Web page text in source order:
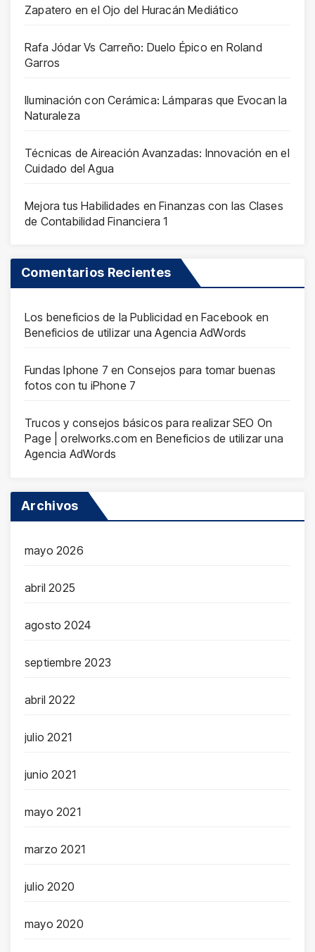
Zapatero en el Ojo del Huracán Mediático
Rafa Jódar Vs Carreño: Duelo Épico en Roland
Garros
Iluminación con Cerámica: Lámparas que Evocan la
Naturaleza
Técnicas de Aireación Avanzadas: Innovación en el
Cuidado del Agua
Mejora tus Habilidades en Finanzas con las Clases
de Contabilidad Financiera 1
Comentarios Recientes
Los beneficios de la Publicidad en Facebook en
Beneficios de utilizar una Agencia AdWords
Fundas Iphone 7 en Consejos para tomar buenas
fotos con tu iPhone 7
Trucos y consejos básicos para realizar SEO On
Page | orelworks.com en Beneficios de utilizar una
Agencia AdWords
Archivos
mayo 2026
abril 2025
agosto 2024
septiembre 2023
abril 2022
julio 2021
junio 2021
mayo 2021
marzo 2021
julio 2020
mayo 2020